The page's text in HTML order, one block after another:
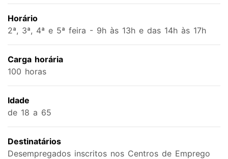
Horário
2ª, 3ª, 4ª e 5ª feira - 9h às 13h e das 14h às 17h
Carga horária
100 horas
Idade
de 18 a 65
Destinatários
Desempregados inscritos nos Centros de Emprego